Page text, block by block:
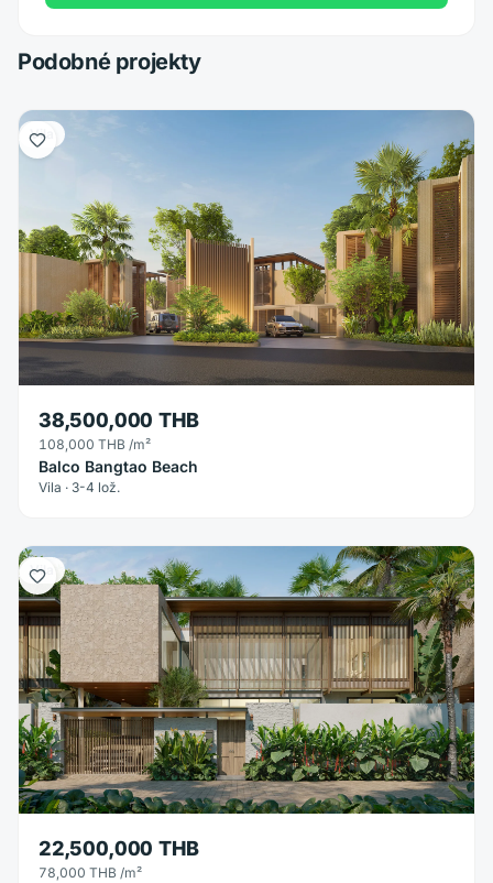
Podobné projekty
Vila
38,500,000 THB
108,000 THB /m²
Balco Bangtao Beach
Vila · 3-4 lož.
Vila
22,500,000 THB
78,000 THB /m²